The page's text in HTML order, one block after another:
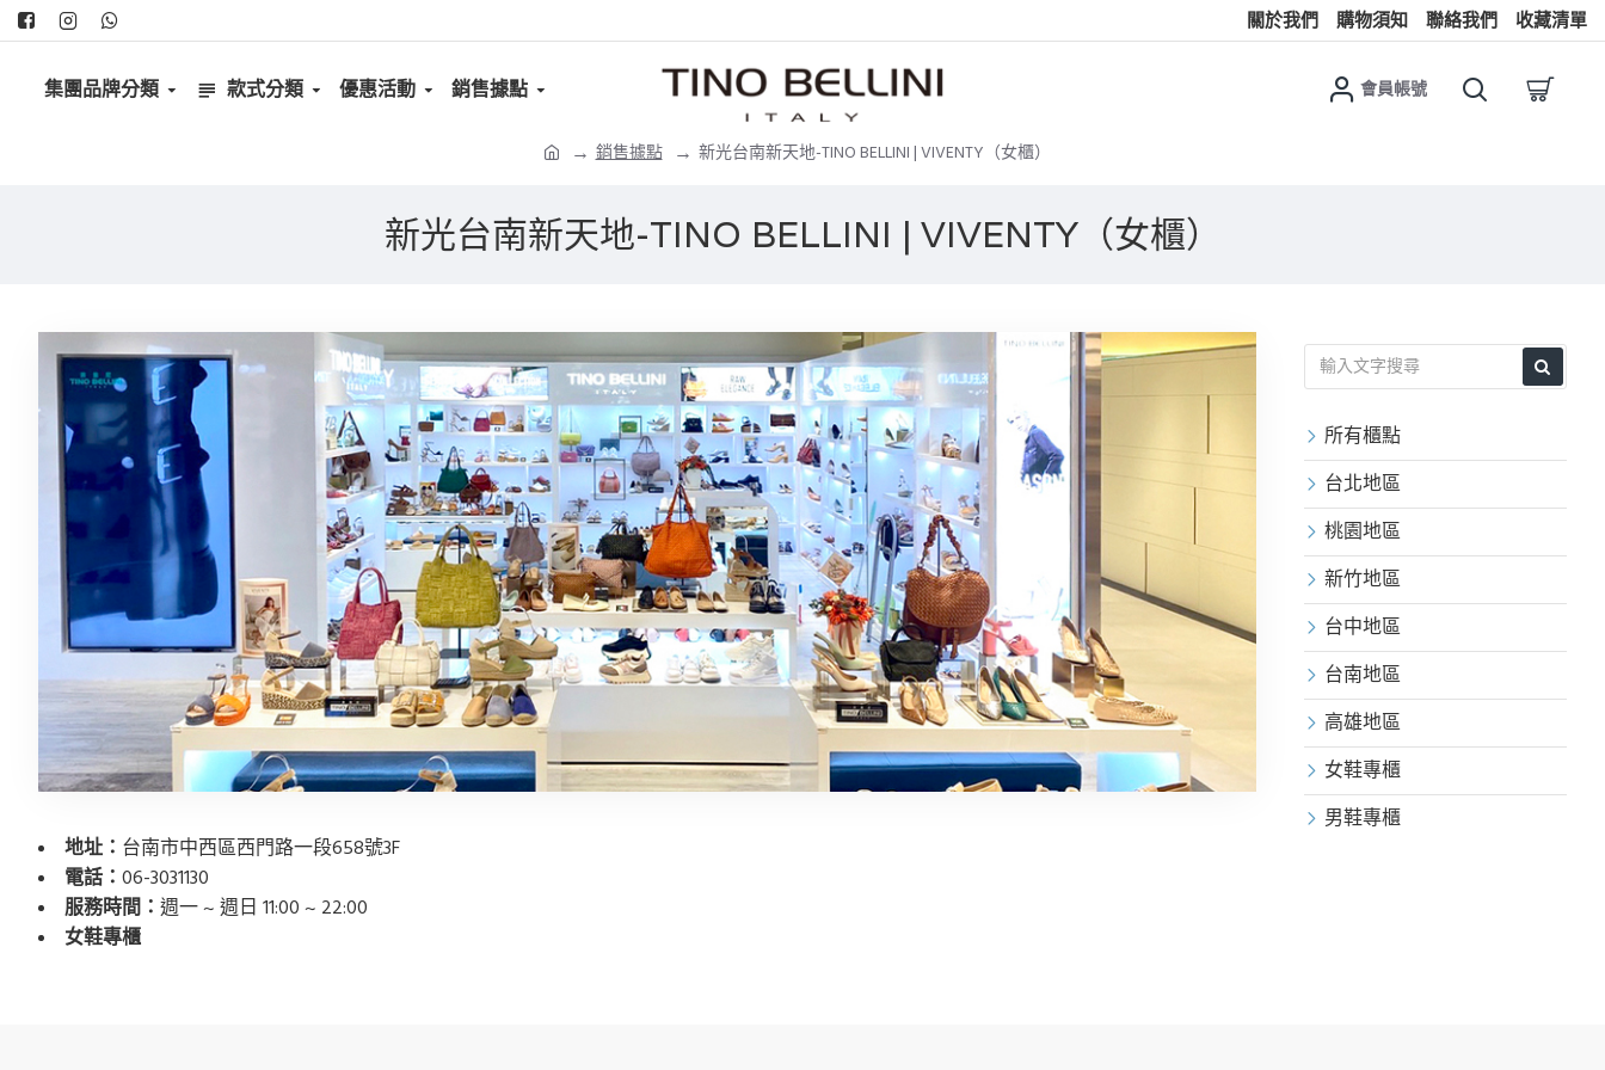
關於我們 購物須知 聯絡我們 收藏清單
集團品牌分類 款式分類 優惠活動 銷售據點 會員帳號
銷售據點 新光台南新天地-TINO BELLINI | VIVENTY（女櫃）
新光台南新天地-TINO BELLINI | VIVENTY（女櫃）
地址： 台南市中西區西門路一段658號3F
電話： 06-3031130
服務時間： 週一 ~ 週日 11:00 ~ 22:00
女鞋專櫃
所有櫃點
台北地區
桃園地區
新竹地區
台中地區
台南地區
高雄地區
女鞋專櫃
男鞋專櫃